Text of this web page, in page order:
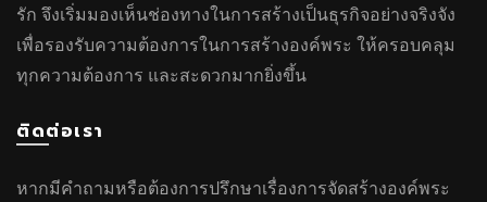
รัก จึงเริ่มมองเห็นช่องทางในการสร้างเป็นธุรกิจอย่างจริงจัง
เพื่อรองรับความต้องการในการสร้างองค์พระ ให้ครอบคลุม
ทุกความต้องการ และสะดวกมากยิ่งขึ้น
ติดต่อเรา
หากมีคำถามหรือต้องการปรึกษาเรื่องการจัดสร้างองค์พระ